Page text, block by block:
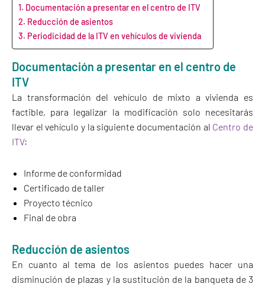
Documentación a presentar en el centro de ITV
Reducción de asientos
Periodicidad de la ITV en vehículos de vivienda
Documentación a presentar en el centro de
ITV
La transformación del vehículo de mixto a vivienda es
factible, para legalizar la modificación solo necesitarás
llevar el vehículo y la siguiente documentación al Centro de
ITV:
Informe de conformidad
Certificado de taller
Proyecto técnico
Final de obra
Reducción de asientos
En cuanto al tema de los asientos puedes hacer una
disminución de plazas y la sustitución de la banqueta de 3